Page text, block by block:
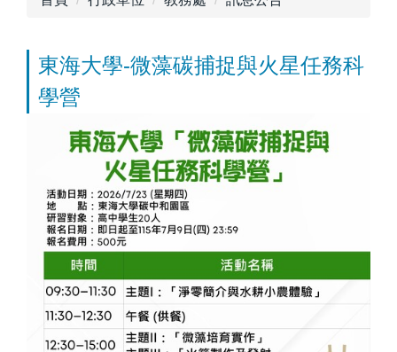
東海大學-微藻碳捕捉與火星任務科
學營